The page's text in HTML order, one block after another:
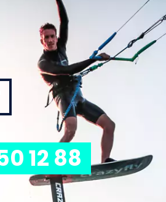
12 88